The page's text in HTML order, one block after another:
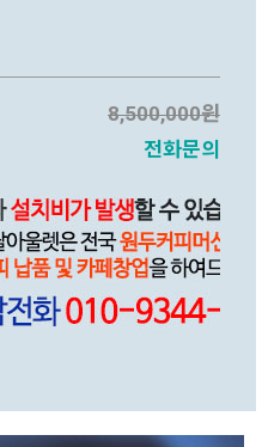
8,500,000원
전화문의